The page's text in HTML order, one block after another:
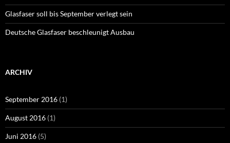
Glasfaser soll bis September verlegt sein
Deutsche Glasfaser beschleunigt Ausbau
ARCHIV
September 2016 (1)
August 2016 (1)
Juni 2016 (5)